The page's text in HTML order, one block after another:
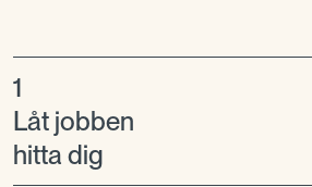
1
Låt jobben
hitta dig